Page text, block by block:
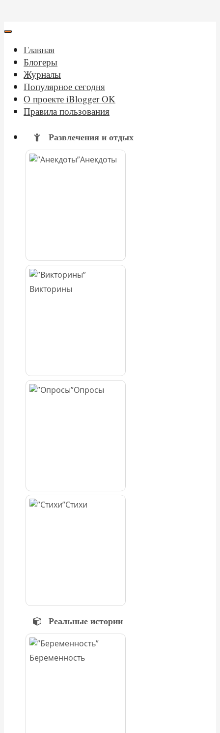
Главная
Блогеры
Журналы
Популярное сегодня
О проекте iBlogger OK
Правила пользования
Развлечения и отдых
Анекдоты
Викторины
Опросы
Стихи
Реальные истории
Беременность